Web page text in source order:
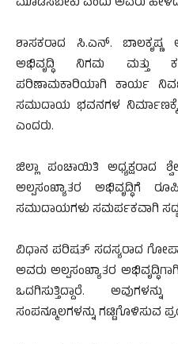
ಶಾಸಕರಾದ ಸಿ.ಎನ್. ಬಾಲಕೃಷ್ಣ
ಅಭಿವೃದ್ಧಿ ನಿಗಮ ಮತ್ತು
ಪರಿಣಾಮಕಾರಿಯಾಗಿ ಕಾರ್ಯ
ಸಮುದಾಯ ಭವನಗಳ
ಎಂದರು.
ಜಿಲ್ಲಾ ಪಂಚಾಯಿತಿ ಅಧ್ಯಕ್ಷರಾದ
ಅಲ್ಪಸಂಖ್ಯಾತರ ಅಭಿವೃದ್ಧಿಗೆ
ಸಮುದಾಯಗಳು ಸಮರ್ಪಕವಾಗಿ
ವಿಧಾನ ಪರಿಷತ್ ಸದಸ್ಯರಾದ
ಅವರು ಅಲ್ಪಸಂಖ್ಯಾತರ
ಒದಗಿಸುತ್ತಿದ್ದಾರೆ.
ಸಂಪನ್ಮೂಲಗಳನ್ನು ಗಟ್ಟಿಗೊಳಿಸುವ